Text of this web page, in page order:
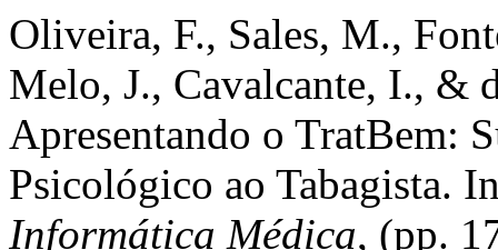
Oliveira, F., Sales, M.,
Melo, J., Cavalcante, I., &
Apresentando o TratBem:
Psicológico ao Tabagista.
Informática Médica, (pp.